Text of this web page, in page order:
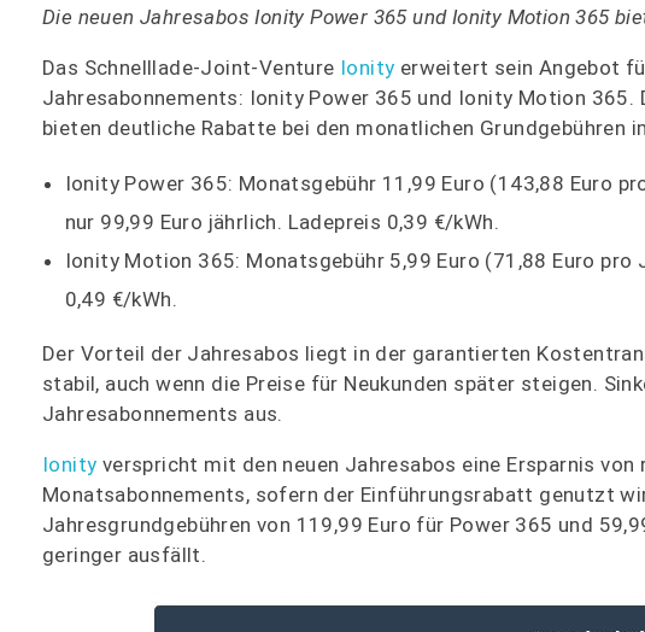
Die neuen Jahresabos Ionity Power 365und Ionity Motion 365
Das Schnelllade-Joint-Venture Ionity erweitert sein Angebot
Jahresabonnements: Ionity Power 365 und Ionity Motion
bieten deutliche Rabatte bei den monatlichen Grundgebühren
Ionity Power 365: Monatsgebühr 11,99 Euro (143,88 Euro
nur 99,99 Euro jährlich. Ladepreis 0,39 €/kWh.
Ionity Motion 365: Monatsgebühr 5,99 Euro (71,88 Euro pro
0,49 €/kWh.
Der Vorteil der Jahresabos liegt in der garantierten
stabil, auch wenn die Preise für Neukunden später steigen.
Jahresabonnements aus.
Ionity verspricht mit den neuen Jahresabos eine Ersparnis
Monatsabonnements, sofern der Einführungsrabatt genutzt
Jahresgrundgebühren von 119,99 Euro für Power 365 und
geringer ausfällt.